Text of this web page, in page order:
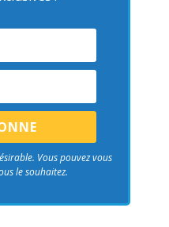
Vous pouvez vous
le souhaitez.